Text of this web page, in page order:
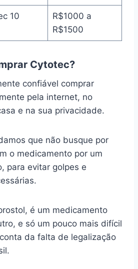
10
R$1000 a
R$1500
Cytotec?
confiável comprar
pela internet, no
e na sua privacidade.
que não busque por
o medicamento por um
para evitar golpes e
é um medicamento
e só um pouco mais difícil
da falta de legalização